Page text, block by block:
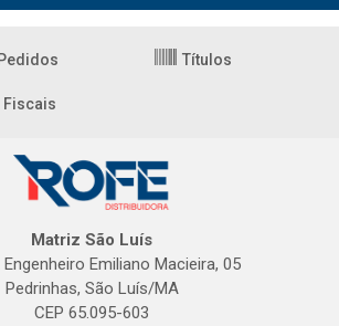
Títulos
Fiscais
Matriz São Luís
Emiliano Macieira, 05
Pedrinhas, São Luís/MA
CEP 65.095-603